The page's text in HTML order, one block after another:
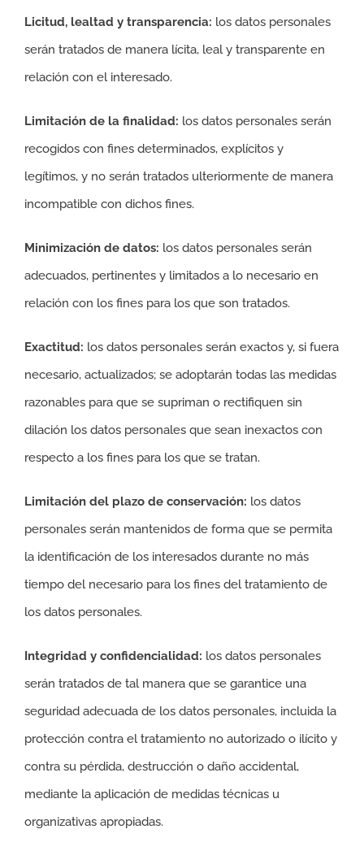
Licitud, lealtad y transparencia: los datos personales
serán tratados de manera lícita, leal y transparente en
relación con el interesado.
Limitación de la finalidad: los datos personales serán
recogidos con fines determinados, explícitos y
legítimos, y no serán tratados ulteriormente de manera
incompatible con dichos fines.
Minimización de datos: los datos personales serán
adecuados, pertinentes y limitados a lo necesario en
relación con los fines para los que son tratados.
Exactitud: los datos personales serán exactos y, si fuera
necesario, actualizados; se adoptarán todas las medidas
razonables para que se supriman o rectifiquen sin
dilación los datos personales que sean inexactos con
respecto a los fines para los que se tratan.
Limitación del plazo de conservación: los datos
personales serán mantenidos de forma que se permita
la identificación de los interesados durante no más
tiempo del necesario para los fines del tratamiento de
los datos personales.
Integridad y confidencialidad: los datos personales
serán tratados de tal manera que se garantice una
seguridad adecuada de los datos personales, incluida la
protección contra el tratamiento no autorizado o ilícito y
contra su pérdida, destrucción o daño accidental,
mediante la aplicación de medidas técnicas u
organizativas apropiadas.